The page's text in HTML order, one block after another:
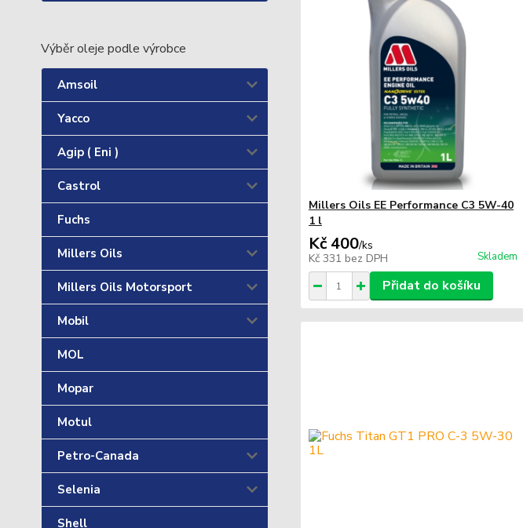
Výběr oleje podle výrobce
Amsoil
Yacco
Agip ( Eni )
Castrol
Fuchs
Millers Oils
Millers Oils Motorsport
Mobil
MOL
Mopar
Motul
Petro-Canada
Selenia
Shell
Millers Oils EE Performance C3 5W-40
1 l
Kč 400/ks
Kč 331 bez DPH Skladem
Přidat do košíku